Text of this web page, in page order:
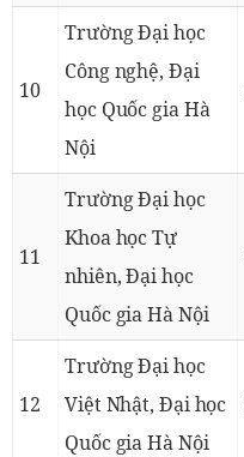
10
Trường Đại học
Công nghệ, Đại
học Quốc gia Hà
Nội
11
Trường Đại học
Khoa học Tự
nhiên, Đại học
Quốc gia Hà Nội
12
Trường Đại học
Việt Nhật, Đại học
Quốc gia Hà Nội